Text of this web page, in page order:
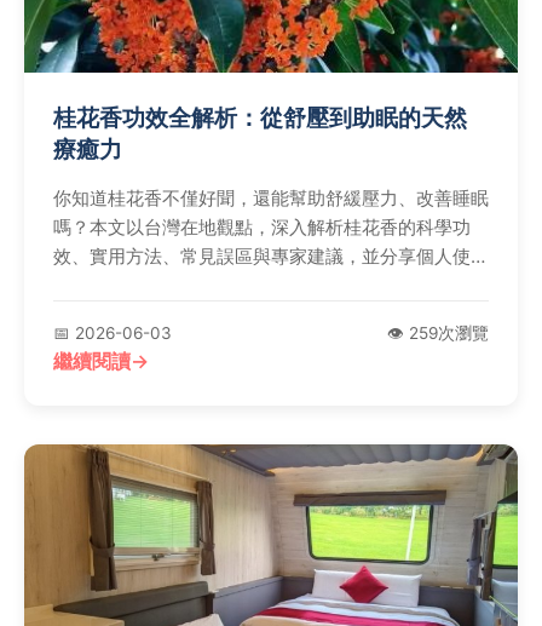
桂花香功效全解析：從舒壓到助眠的天然
療癒力
你知道桂花香不僅好聞，還能幫助舒緩壓力、改善睡眠
嗎？本文以台灣在地觀點，深入解析桂花香的科學功
效、實用方法、常見誤區與專家建議，並分享個人使用
📅 2026-06-03 👁️ 259次瀏覽
繼續閱讀